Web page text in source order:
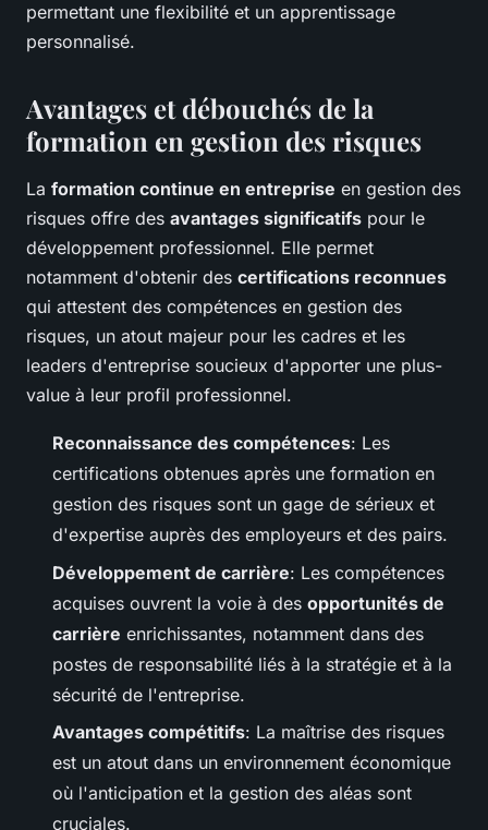
permettant une flexibilité et un apprentissage
personnalisé.
Avantages et débouchés de la
formation en gestion des risques
La formation continue en entreprise en gestion des
risques offre des avantages significatifs pour le
développement professionnel. Elle permet
notamment d'obtenir des certifications reconnues
qui attestent des compétences en gestion des
risques, un atout majeur pour les cadres et les
leaders d'entreprise soucieux d'apporter une plus-
value à leur profil professionnel.
Reconnaissance des compétences: Les
certifications obtenues après une formation en
gestion des risques sont un gage de sérieux et
d'expertise auprès des employeurs et des pairs.
Développement de carrière: Les compétences
acquises ouvrent la voie à des opportunités de
carrière enrichissantes, notamment dans des
postes de responsabilité liés à la stratégie et à la
sécurité de l'entreprise.
Avantages compétitifs: La maîtrise des risques
est un atout dans un environnement économique
où l'anticipation et la gestion des aléas sont
cruciales.